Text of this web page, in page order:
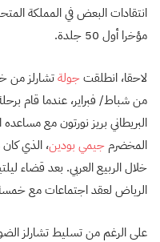
انتقادات البعض في المملكة
مؤخرا أول 50 جلدة.
لاحقا، انطلقتجولةتشارلز من
من شباط/ فبراير، عندما قام
البريطاني بريز نورتون مع
المخضرم جيمي بودين، الذي
خلال الربيع العربي. بعد قضاء
الرياض لعقد اجتماعات مع خمسة
على الرغم من تسليط تشارلز